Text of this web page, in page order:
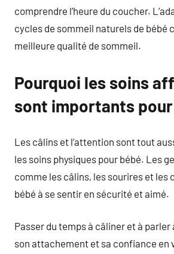
comprendre l’heure du coucher.
cycles de sommeil naturels de bébé
meilleure qualité de sommeil.
Pourquoi les soins
sont importants
Les câlins et l’attention sont tout
les soins physiques pour bébé. Les
comme les câlins, les sourires et les
bébé à se sentir en sécurité et aimé.
Passer du temps à câliner et à parler
son attachement et sa confiance en